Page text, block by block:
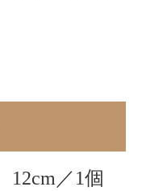
12cm／1個